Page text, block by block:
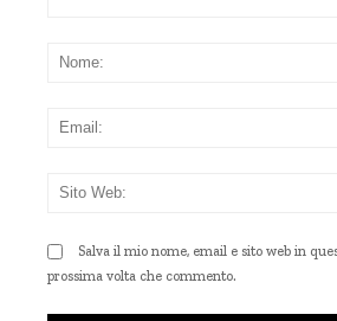
Salva il mio nome, email e sito web in
prossima volta che commento.